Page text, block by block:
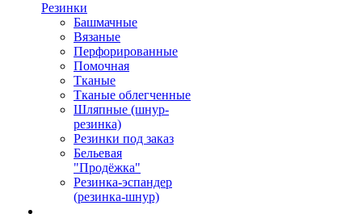
Резинки
Башмачные
Вязаные
Перфорированные
Помочная
Тканые
Тканые облегченные
Шляпные (шнур-
резинка)
Резинки под заказ
Бельевая
"Продёжка"
Резинка-эспандер
(резинка-шнур)